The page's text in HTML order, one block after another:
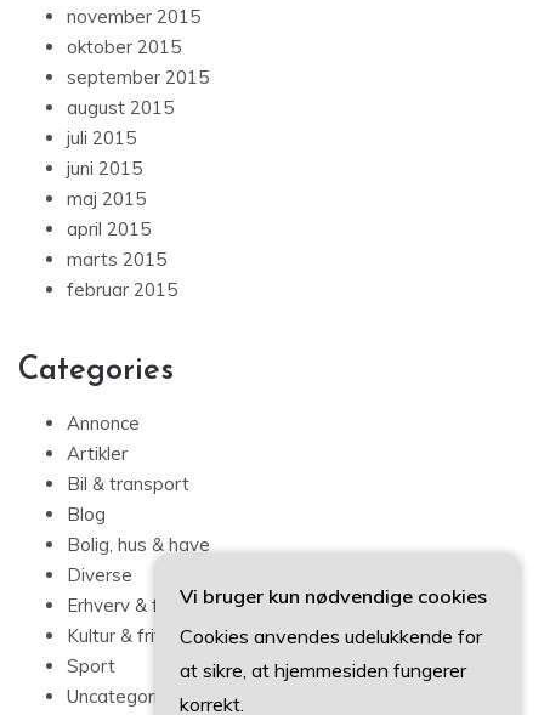
november 2015
oktober 2015
september 2015
august 2015
juli 2015
juni 2015
maj 2015
april 2015
marts 2015
februar 2015
Categories
Annonce
Artikler
Bil & transport
Blog
Bolig, hus & have
Diverse
Erhverv & forbrug
Kultur & fritid
Sport
Uncategorized
Vi bruger kun nødvendige cookies
Cookies anvendes udelukkende for
at sikre, at hjemmesiden fungerer
korrekt.